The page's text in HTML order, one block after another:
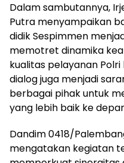
Dalam sambutannya,
Putra menyampaikan
didik Sespimmen
memotret dinamika
kualitas pelayanan
dialog juga menjadi
berbagai pihak untuk
yang lebih baik ke
Dandim 0418/
mengatakan kegiatan